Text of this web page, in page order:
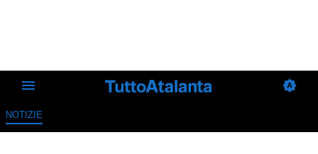
NOTIZIE